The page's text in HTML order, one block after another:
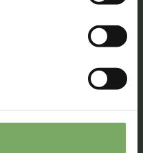
Min sida.